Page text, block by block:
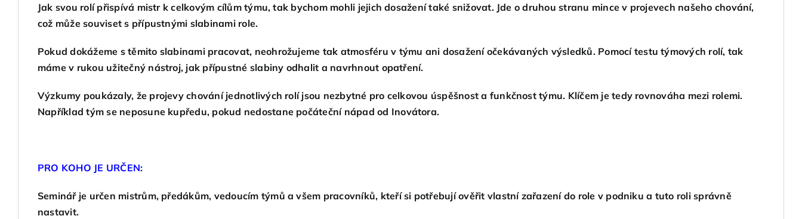
Jak svou rolí přispívá mistr k celkovým cílům týmu, tak bychom mohli jejich dosažení také snižovat. Jde o druhou stranu mince v projevech našeho chování,
což může souviset s přípustnými slabinami role.
Pokud dokážeme s těmito slabinami pracovat, neohrožujeme tak atmosféru v týmu ani dosažení očekávaných výsledků. Pomocí testu týmových rolí, tak
máme v rukou užitečný nástroj, jak přípustné slabiny odhalit a navrhnout opatření.
Výzkumy poukázaly, že projevy chování jednotlivých rolí jsou nezbytné pro celkovou úspěšnost a funkčnost týmu. Klíčem je tedy rovnováha mezi rolemi.
Například tým se neposune kupředu, pokud nedostane počáteční nápad od Inovátora.
PRO KOHO JE URČEN:
Seminář je určen mistrům, předákům, vedoucím týmů a všem pracovníků, kteří si potřebují ověřit vlastní zařazení do role v podniku a tuto roli správně
nastavit.